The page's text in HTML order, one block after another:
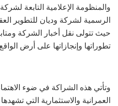
والمنظومة الإعلامية التابعة
الرسمية لشركة وديان للتطوير
حيث تتولى نقل أخبار الشركة
تطوراتها وإنجازاتها على أرض
وتأتي هذه الشراكة في ضوء
العمرانية والاستثمارية التي